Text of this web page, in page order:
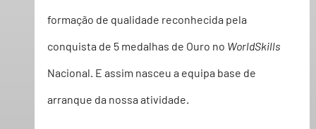
formação de qualidade reconhecida pela
conquista de 5 medalhas de Ouro no WorldSkills
Nacional. E assim nasceu a equipa base de
arranque da nossa atividade.